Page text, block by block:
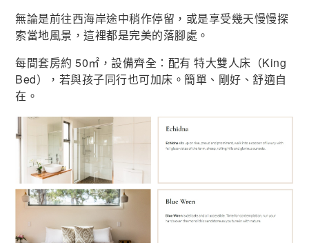
無論是前往西海岸途中稍作停留，或是享受幾天慢慢探
索當地風景，這裡都是完美的落腳處。
每間套房約 50㎡，設備齊全：配有 特大雙人床（King
Bed），若與孩子同行也可加床。簡單、剛好、舒適自
在。